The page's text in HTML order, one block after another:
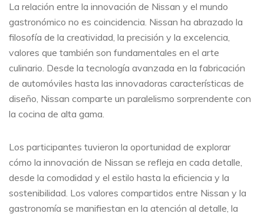
La relación entre la innovación de Nissan y el mundo
gastronómico no es coincidencia. Nissan ha abrazado la
filosofía de la creatividad, la precisión y la excelencia,
valores que también son fundamentales en el arte
culinario. Desde la tecnología avanzada en la fabricación
de automóviles hasta las innovadoras características de
diseño, Nissan comparte un paralelismo sorprendente con
la cocina de alta gama.
Los participantes tuvieron la oportunidad de explorar
cómo la innovación de Nissan se refleja en cada detalle,
desde la comodidad y el estilo hasta la eficiencia y la
sostenibilidad. Los valores compartidos entre Nissan y la
gastronomía se manifiestan en la atención al detalle, la